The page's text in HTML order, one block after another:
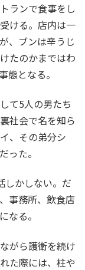
ランで食事をし
ける。店内は一
、ブンは辛うじ
たのかまではわ
態となる。
て5人の男たち
社会で名を知ら
、その弟分シ
った。
しかしない。だ
事務所、飲食店
なる。
がら護衛を続け
た際には、柱や